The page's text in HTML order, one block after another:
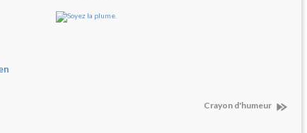
Crayon d'humeur